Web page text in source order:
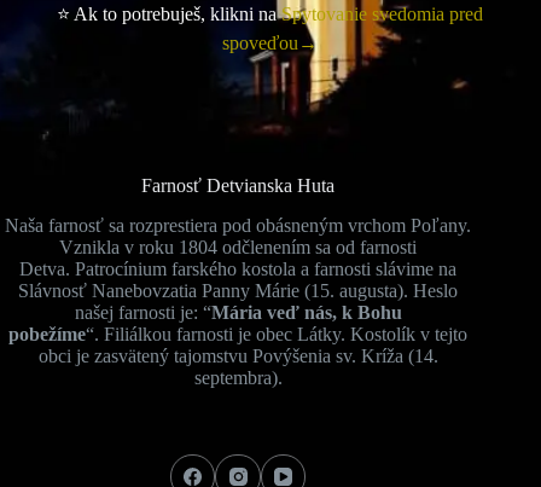
⭐ Ak to potrebuješ, klikni naSpytovanie svedomia pred
spoveďou→
Farnosť Detvianska Huta
Naša farnosť sa rozprestiera pod obásneným vrchom Poľany.
Vznikla v roku 1804 odčlenením sa od farnosti
Detva. Patrocínium farského kostola a farnosti slávime na
Slávnosť Nanebovzatia Panny Márie (15. augusta). Heslo
našej farnosti je: “Mária veď nás, k Bohu
pobežíme“. Filiálkou farnosti je obec Látky. Kostolík v tejto
obci je zasvätený tajomstvu Povýšenia sv. Kríža (14.
septembra).